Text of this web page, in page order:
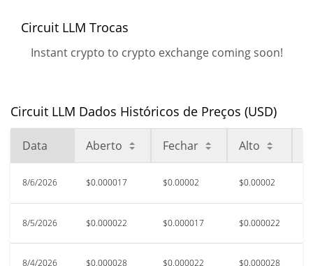
52 Semana Baixa / 52
Baixa de todos os tempos
Aug 5, 2026 (2 dias atrás)
$0.00001661
3.19%
Circuit LLM Trocas
Instant crypto to crypto exchange coming soon!
Circuit LLM Dados Históricos de Preços (USD)
Data Aberto Fechar Alto
8/6/2026 $0.000017 $0.00002 $0.00002
8/5/2026 $0.000022 $0.000017 $0.000022
8/4/2026 $0.000028 $0.000022 $0.000028